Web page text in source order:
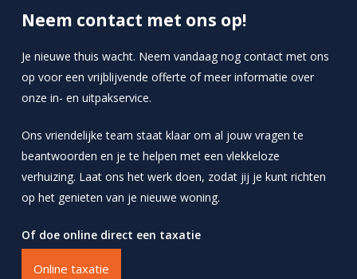
Neem contact met ons op!
Je nieuwe thuis wacht. Neem vandaag nog contact met ons
op voor een vrijblijvende offerte of meer informatie over
onze in- en uitpakservice.
Ons vriendelijke team staat klaar om al jouw vragen te
beantwoorden en je te helpen met een vlekkeloze
verhuizing. Laat ons het werk doen, zodat jij je kunt richten
op het genieten van je nieuwe woning.
Of doe online direct een taxatie
Online taxatie